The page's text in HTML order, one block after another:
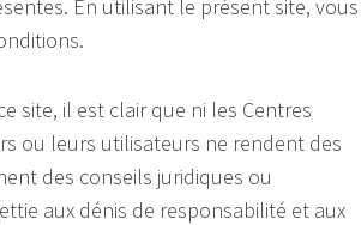
En utilisant le présent site, vous
site, il est clair que ni les Centres
ou leurs utilisateurs ne rendent des
des conseils juridiques ou
aux dénis de responsabilité et aux